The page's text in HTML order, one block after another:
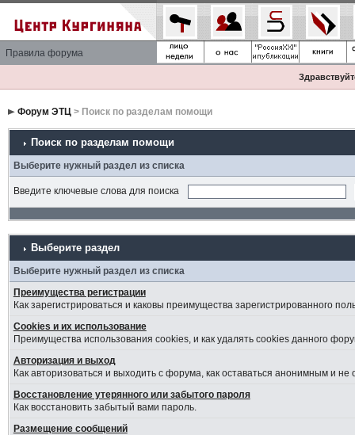
Правила форума
Форум ЭТЦ> Поиск по разделам помощи
Поиск по разделам помощи
Выберите нужный раздел из списка
Введите ключевые слова для поиска
Выберите раздел
Выберите нужный раздел из списка
Преимущества регистрации
Как зарегистрироваться и каковы преимущества зарегистрированного
Cookies и их использование
Преимущества использования cookies, и как удалять cookies данного
Авторизация и выход
Как авторизоваться и выходить с форума, как оставаться анонимным и
Восстановление утерянного или забытого пароля
Как восстановить забытый вами пароль.
Размещение сообщений